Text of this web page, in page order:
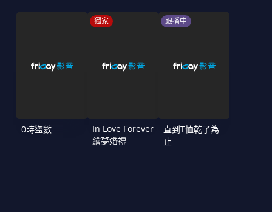
0時盜數
獨家
In Love Forever
繪夢婚禮
跟播中
直到T恤乾了為
止